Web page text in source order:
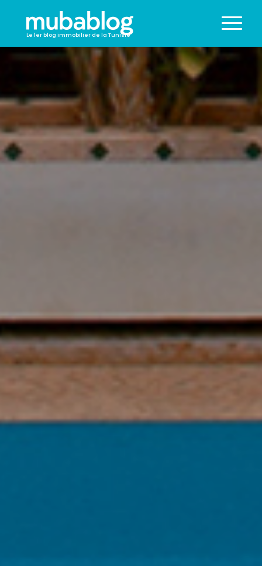
Le 1er blog immobilier de la Tunisie